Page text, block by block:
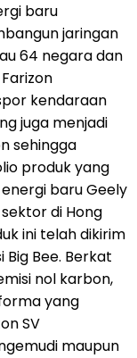
baru
jaringan
64 negara dan
kendaraan
juga menjadi
sehingga
produk yang
baru Geely
di Hong
ini telah dikirim
Bee. Berkat
nol karbon,
yang
SV
maupun